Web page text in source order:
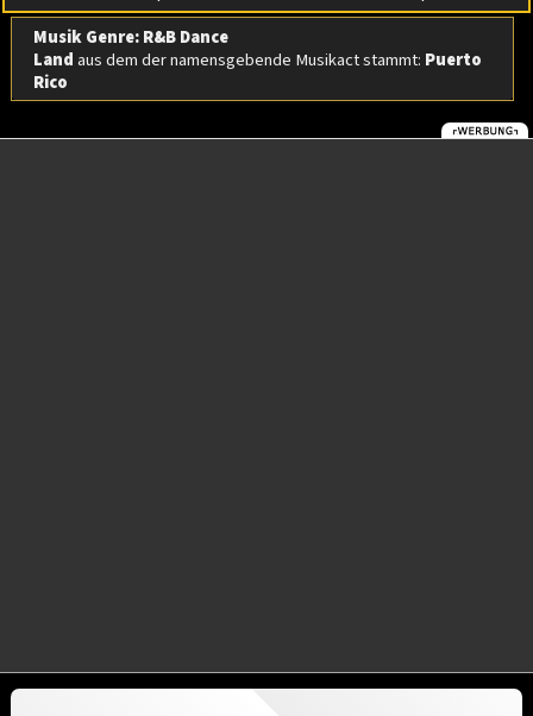
Musik Genre: R&B Dance
Landaus dem der namensgebende Musikact stammt: Puerto
Rico